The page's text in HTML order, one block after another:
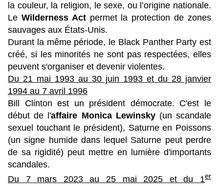
la couleur, la religion, le sexe, ou l’origine nationale.
Le Wilderness Actpermet la protection de zones
sauvages aux États-Unis.
Durant la même période, le Black Panther Party est
créé, si les minorités ne sont pas respectées, elles
peuvent s'organiser et devenir violentes.
Du 21 mai 1993 au 30 juin 1993 et du 28 janvier
1994 au 7 avril 1996
Bill Clinton est un président démocrate. C'est le
début de l'affaire Monica Lewinsky(un scandale
sexuel touchant le président), Saturne en Poissons
(un signe humide dans lequel Saturne peut perdre
de sa rigidité) peut mettre en lumière d'importants
scandales.
Du 7 mars 2023 au 25 mai 2025 et du 1er